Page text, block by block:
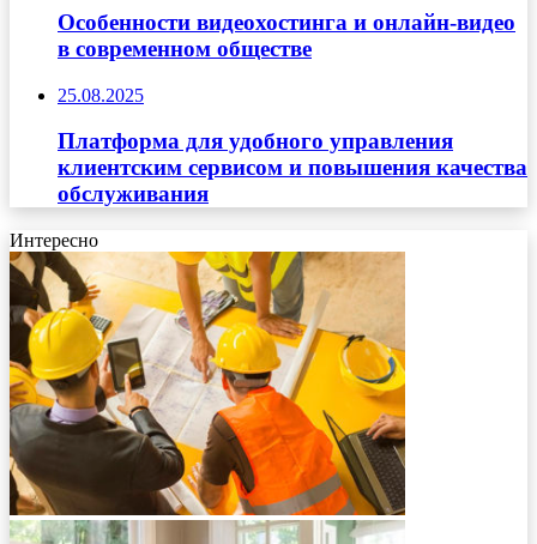
Особенности видеохостинга и онлайн-видео
в современном обществе
25.08.2025
Платформа для удобного управления
клиентским сервисом и повышения качества
обслуживания
Интересно